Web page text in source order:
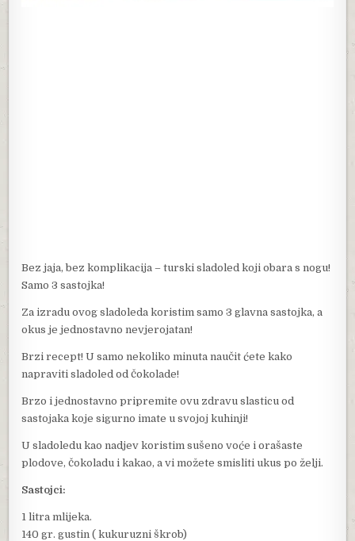
Bez jaja, bez komplikacija – turski sladoled koji obara s nogu!
Samo 3 sastojka!
Za izradu ovog sladoleda koristim samo 3 glavna sastojka, a
okus je jednostavno nevjerojatan!
Brzi recept! U samo nekoliko minuta naučit ćete kako
napraviti sladoled od čokolade!
Brzo i jednostavno pripremite ovu zdravu slasticu od
sastojaka koje sigurno imate u svojoj kuhinji!
U sladoledu kao nadjev koristim sušeno voće i orašaste
plodove, čokoladu i kakao, a vi možete smisliti ukus po želji.
Sastojci:
1 litra mlijeka.
140 gr. gustin ( kukuruzni škrob)